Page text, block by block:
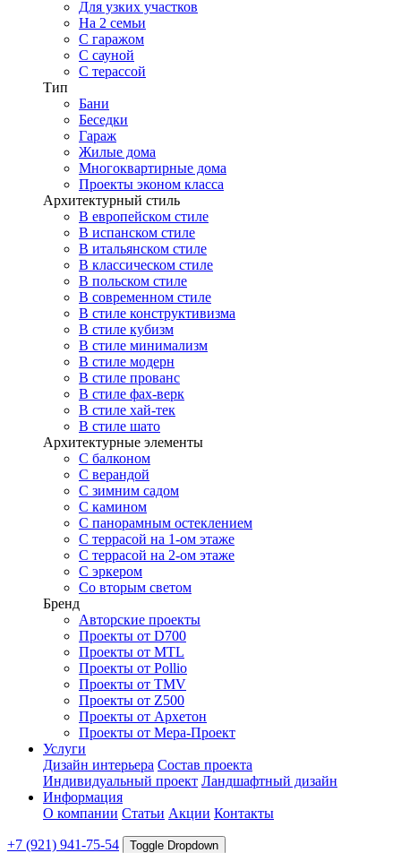
Для узких участков
На 2 семьи
С гаражом
С сауной
С терассой
Тип
Бани
Беседки
Гараж
Жилые дома
Многоквартирные дома
Проекты эконом класса
Архитектурный стиль
В европейском стиле
В испанском стиле
В итальянском стиле
В классическом стиле
В польском стиле
В современном стиле
В стиле конструктивизма
В стиле кубизм
В стиле минимализм
В стиле модерн
В стиле прованс
В стиле фах-верк
В стиле хай-тек
В стиле шато
Архитектурные элементы
С балконом
С верандой
С зимним садом
С камином
С панорамным остеклением
С террасой на 1-ом этаже
С террасой на 2-ом этаже
С эркером
Со вторым светом
Бренд
Авторские проекты
Проекты от D700
Проекты от MTL
Проекты от Pollio
Проекты от TMV
Проекты от Z500
Проекты от Архетон
Проекты от Мера-Проект
Услуги
Дизайн интерьера Состав проекта
Индивидуальный проект Ландшафтный дизайн
Информация
О компании Статьи Акции Контакты
+7 (921) 941-75-54 Toggle Dropdown